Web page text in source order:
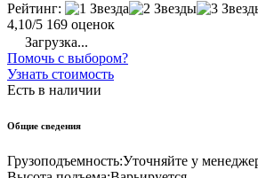
Рейтинг:
4,10/5 169 оценок
Загрузка...
Помочь с выбором?
Узнать стоимость
Есть в наличии
Общие сведения
Грузоподъемность:Уточняйте у